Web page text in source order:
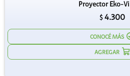
Proyector Eko-Vi
$ 4.300
CONOCÉ MÁS